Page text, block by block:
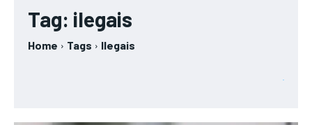
Tag: ilegais
Home Tags Ilegais